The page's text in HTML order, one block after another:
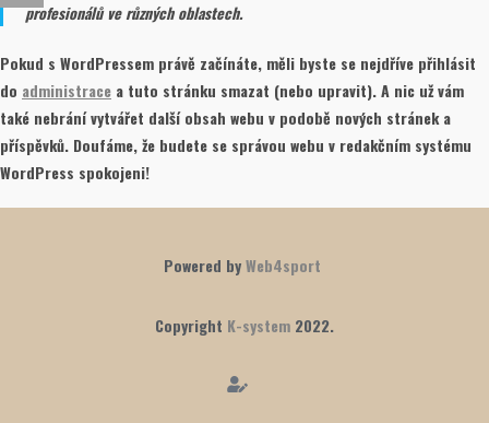
profesionálů ve různých oblastech.
Pokud s WordPressem právě začínáte, měli byste se nejdříve přihlásit
do administrace a tuto stránku smazat (nebo upravit). A nic už vám
také nebrání vytvářet další obsah webu v podobě nových stránek a
příspěvků. Doufáme, že budete se správou webu v redakčním systému
WordPress spokojeni!
Powered byWeb4sport
Copyright K-system 2022.